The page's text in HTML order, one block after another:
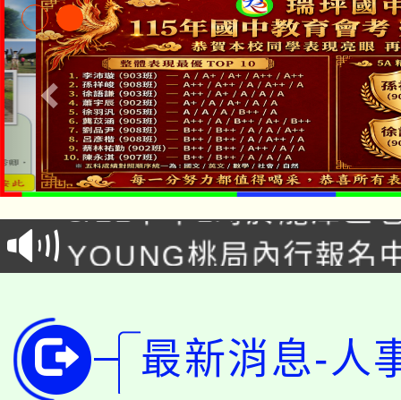
「本色祭」8/29、30在
場熱烈登場!
8/21下午1時於龍潭區
徵才活動。
YOUNG桃局內行報名
開!
115年桃園市運動會8/
田徑場及游泳池舉行。
桃園市低收入戶享有免
最新消息-人